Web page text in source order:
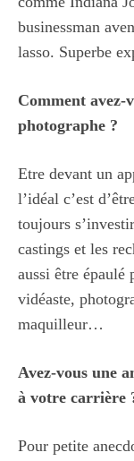
businessman
lasso. Superbe
Comment avez-
photographe ?
Etre devant un
l’idéal c’est
toujours
castings et les
aussi être épaulé
vidéaste,
maquilleur…
Avez-vous une
à votre carrière
Pour petite